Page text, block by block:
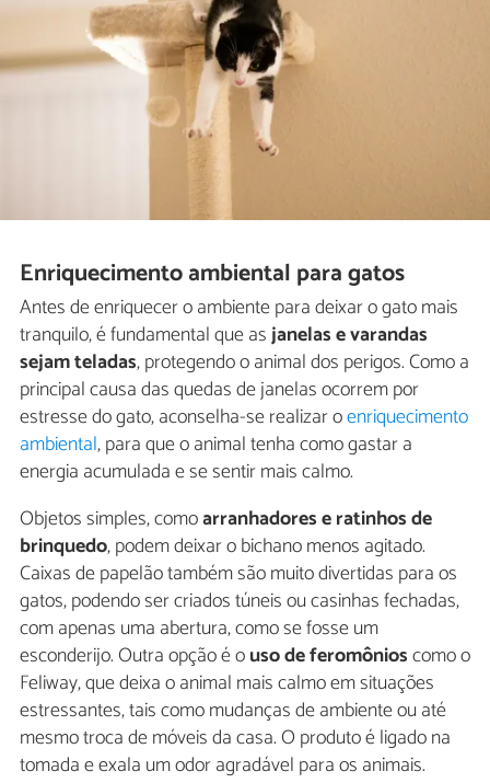
Enriquecimento ambiental para gatos
Antes de enriquecer o ambiente para deixar o gato mais
tranquilo, é fundamental que asjanelas e varandas
sejam teladas, protegendo o animal dos perigos. Como a
principal causa das quedas de janelas ocorrem por
estresse do gato, aconselha-se realizar oenriquecimento
ambiental, para que o animal tenha como gastar a
energia acumulada e se sentir mais calmo.
Objetos simples, comoarranhadores e ratinhos de
brinquedo, podem deixar o bichano menos agitado.
Caixas de papelão também são muito divertidas para os
gatos, podendo ser criados túneis ou casinhas fechadas,
com apenas uma abertura, como se fosse um
esconderijo. Outra opção é ouso de feromônioscomo o
Feliway, que deixa o animal mais calmo em situações
estressantes, tais como mudanças de ambiente ou até
mesmo troca de móveis da casa. O produto é ligado na
tomada e exala um odor agradável para os animais.